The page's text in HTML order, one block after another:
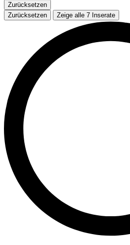
Zurücksetzen
Zurücksetzen
Zeige alle 7 Inserate